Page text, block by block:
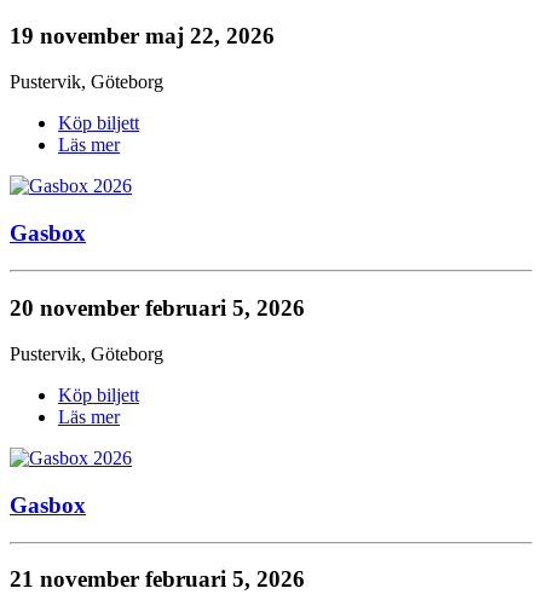
19 november maj 22, 2026
Pustervik, Göteborg
Köp biljett
Läs mer
Gasbox
20 november februari 5, 2026
Pustervik, Göteborg
Köp biljett
Läs mer
Gasbox
21 november februari 5, 2026